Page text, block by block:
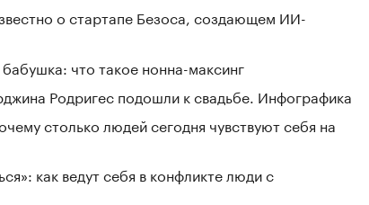
о стартапе Безоса, создающем ИИ-
что такое нонна-максинг
Родригес подошли к свадьбе. Инфографика
столько людей сегодня чувствуют себя на
как ведут себя в конфликте люди с